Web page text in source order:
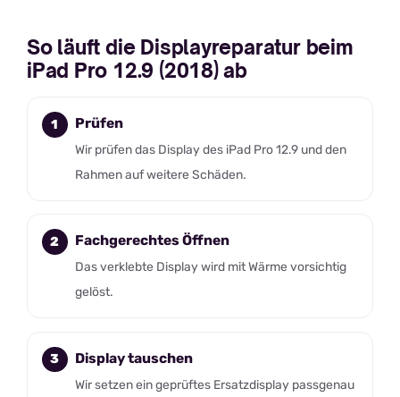
So läuft die Displayreparatur beim
iPad Pro 12.9 (2018) ab
Prüfen
Wir prüfen das Display des iPad Pro 12.9 und den
Rahmen auf weitere Schäden.
Fachgerechtes Öffnen
Das verklebte Display wird mit Wärme vorsichtig
gelöst.
Display tauschen
Wir setzen ein geprüftes Ersatzdisplay passgenau